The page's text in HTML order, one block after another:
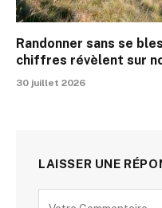
Randonner sans se
chiffres révèlent sur
30 juillet 2026
LAISSER UNE